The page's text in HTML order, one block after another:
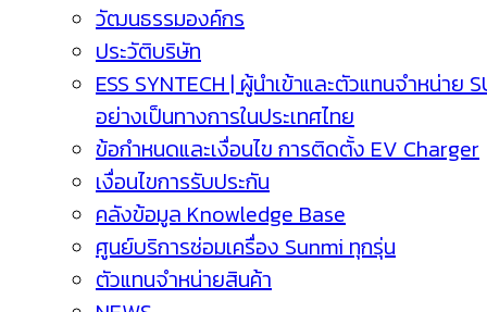
วัฒนธรรมองค์กร
ประวัติบริษัท
ESS SYNTECH | ผู้นำเข้าและตัวแทนจำหน่าย
อย่างเป็นทางการในประเทศไทย
ข้อกำหนดและเงื่อนไข การติดตั้ง EV Charger
เงื่อนไขการรับประกัน
คลังข้อมูล Knowledge Base
ศูนย์บริการซ่อมเครื่อง Sunmi ทุกรุ่น
ตัวแทนจำหน่ายสินค้า